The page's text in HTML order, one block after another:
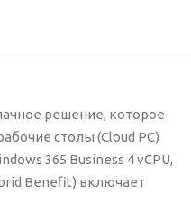
решение, которое
столы (Cloud PC)
365 Business 4 vCPU,
Benefit) включает